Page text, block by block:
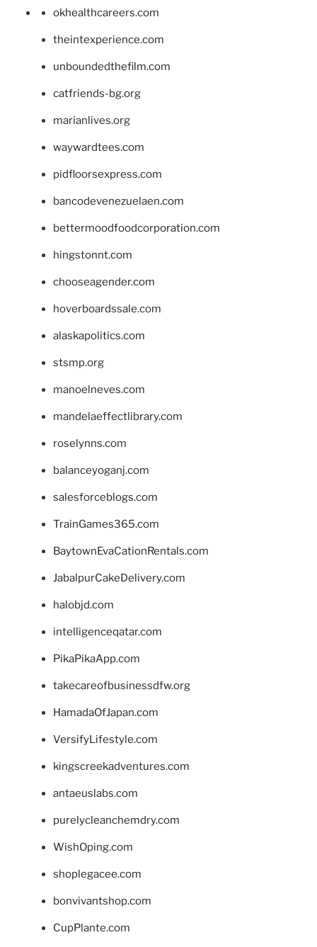
okhealthcareers.com
theintexperience.com
unboundedthefilm.com
catfriends-bg.org
marianlives.org
waywardtees.com
pidfloorsexpress.com
bancodevenezuelaen.com
bettermoodfoodcorporation.com
hingstonnt.com
chooseagender.com
hoverboardssale.com
alaskapolitics.com
stsmp.org
manoelneves.com
mandelaeffectlibrary.com
roselynns.com
balanceyoganj.com
salesforceblogs.com
TrainGames365.com
BaytownEvaCationRentals.com
JabalpurCakeDelivery.com
halobjd.com
intelligenceqatar.com
PikaPikaApp.com
takecareofbusinessdfw.org
HamadaOfJapan.com
VersifyLifestyle.com
kingscreekadventures.com
antaeuslabs.com
purelycleanchemdry.com
WishOping.com
shoplegacee.com
bonvivantshop.com
CupPlante.com